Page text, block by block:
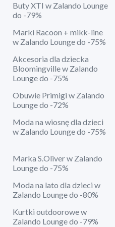
Buty XTI w Zalando Lounge
do -79%
Marki Racoon + mikk-line
w Zalando Lounge do -75%
Akcesoria dla dziecka
Bloomingville w Zalando
Lounge do -75%
Obuwie Primigi w Zalando
Lounge do -72%
Moda na wiosnę dla dzieci
w Zalando Lounge do -75%
Marka S.Oliver w Zalando
Lounge do -75%
Moda na lato dla dzieci w
Zalando Lounge do -80%
Kurtki outdoorowe w
Zalando Lounge do -79%